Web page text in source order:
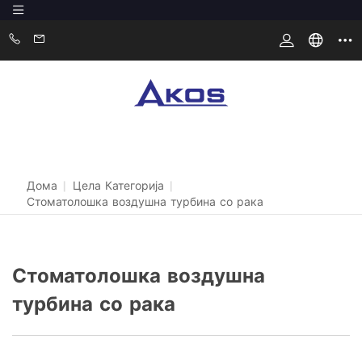
Дома Цела Категорија
Стоматолошка воздушна турбина со рака
Стоматолошка воздушна
турбина со рака